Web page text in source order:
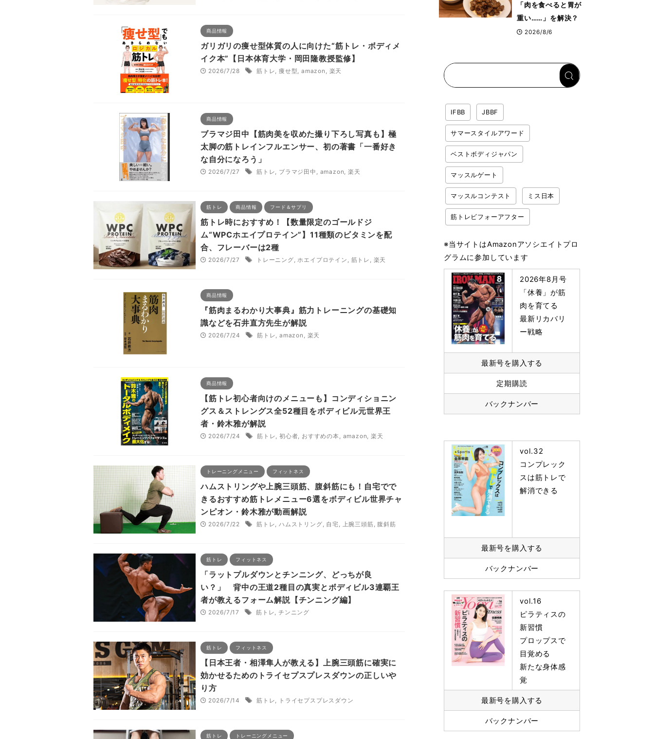
商品情報
ガリガリの痩せ型体質の人に向けた“筋トレ・ボディメ
イク本”【日本体育大学・岡田隆教授監修】
2026/7/28 筋トレ,痩せ型,amazon , 楽天
商品情報
ブラマジ田中【筋肉美を収めた撮り下ろし写真も】極
太脚の筋トレインフルエンサー、初の著書「一番好き
な自分になろう」
2026/7/27 筋トレ, ブラマジ田中 , amazon, 楽天
筋トレ 商品情報 フード＆サプリ
筋トレ時におすすめ！【数量限定のゴールドジ
ム“WPCホエイプロテイン”】11種類のビタミンを配
合、フレーバーは2種
2026/7/27 トレーニング,ホエイプロテイン , 筋トレ , 楽天
商品情報
『筋肉まるわかり大事典』筋力トレーニングの基礎知
識などを石井直方先生が解説
2026/7/24 筋トレ,amazon , 楽天
商品情報
【筋トレ初心者向けのメニューも】コンディショニン
グス＆ストレングス全52種目をボディビル元世界王
者・鈴木雅が解説
2026/7/24 筋トレ,初心者, おすすめの本, amazon, 楽天
トレーニングメニュー フィットネス
ハムストリングや上腕三頭筋、腹斜筋にも！自宅でで
きるおすすめ筋トレメニュー6選をボディビル世界チャ
ンピオン・鈴木雅が動画解説
2026/7/22 筋トレ,ハムストリング, 自宅, 上腕三頭筋, 腹斜筋
筋トレ フィットネス
「ラットプルダウンとチンニング、どっちが良
い？」 背中の王道2種目の真実とボディビル3連覇王
者が教えるフォーム解説【チンニング編】
2026/7/17 筋トレ,チンニング
筋トレ フィットネス
【日本王者・相澤隼人が教える】上腕三頭筋に確実に
効かせるためのトライセプスプレスダウンの正しいや
り方
2026/7/14 筋トレ, トライセプスプレスダウン
筋トレ トレーニングメニュー
「肉を食べると胃が
重い……」を解決？
トップボディビルダ
2026/8/6
IFBB JBBF
サマースタイルアワード
ベストボディジャパン
マッスルゲート
マッスルコンテスト ミス日本
筋トレビフォーアフター
※当サイトはAmazonアソシエイトプロ
グラムに参加しています
2026年8月号
「休養」が筋
肉を育てる
最新リカバリ
ー戦略
最新号を購入する
定期購読
バックナンバー
vol.32
コンプレック
スは筋トレで
解消できる
最新号を購入する
バックナンバー
vol.16
ピラティスの
新習慣
プロップスで
目覚める
新たな身体感
覚
最新号を購入する
バックナンバー